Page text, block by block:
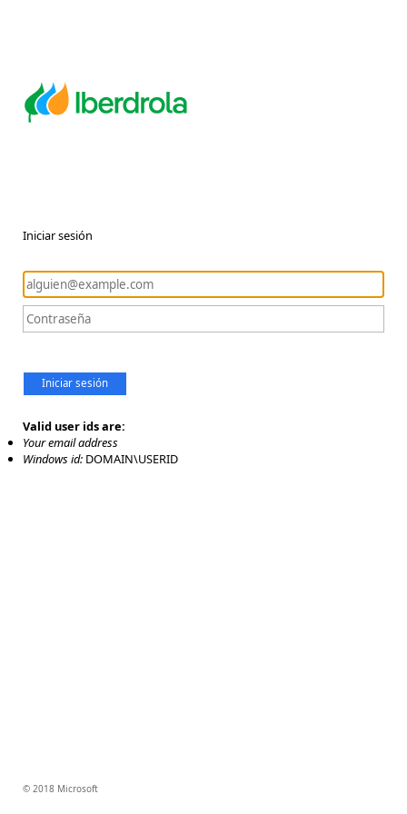
Iniciar sesión
Iniciar sesión
Valid user ids are:
Your email address
Windows id: DOMAIN\USERID
© 2018 Microsoft